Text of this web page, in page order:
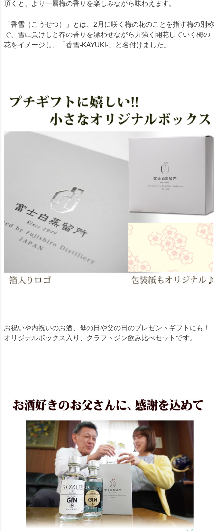
頂くと、より一層梅の香りを楽しみながら味わえます。
「香雪（こうせつ）」とは、2月に咲く梅の花のことを指す梅の別称
で、雪に負けじと春の香りを漂わせながら力強く開花していく梅の
花をイメージし、「香雪-KAYUKI-」と名付けました。
お祝いや内祝いのお酒、母の日や父の日のプレゼントギフトにも！
オリジナルボックス入り、クラフトジン飲み比べセットです。